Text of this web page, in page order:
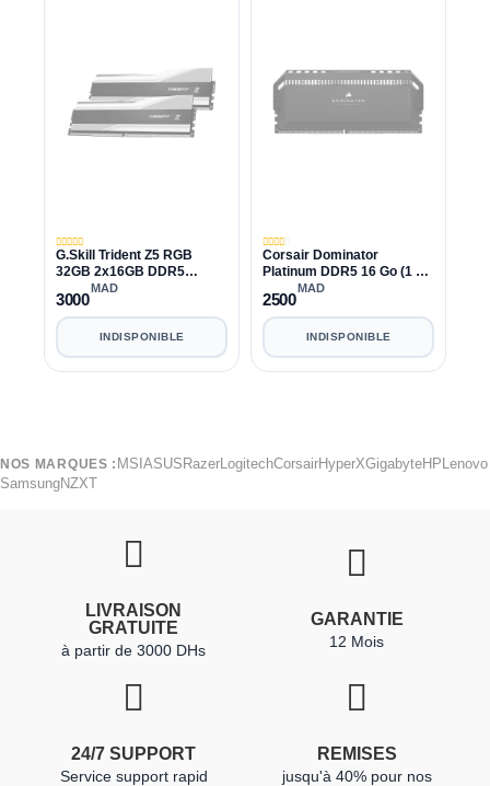
G.Skill Trident Z5 RGB
32GB 2x16GB DDR5
6000Mhz C40
3000
MAD
INDISPONIBLE
Corsair Dominator
Platinum DDR5 16 Go (1 x
16 Go) 5200 MHz CL40
2500
MAD
INDISPONIBLE
NOS MARQUES : MSI ASUS RazerLogitechCorsairHyperXGigabyteHP Lenovo
SamsungNZXT
LIVRAISON
GRATUITE
à partir de 3000 DHs
GARANTIE
12 Mois
24/7 SUPPORT
Service support rapid
REMISES
jusqu'à 40% pour nos